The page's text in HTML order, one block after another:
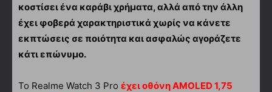
κοστίσει ένα καράβι χρήματα, αλλά από την άλλη
έχει φοβερά χαρακτηριστικά χωρίς να κάνετε
εκπτώσεις σε ποιότητα και ασφαλώς αγοράζετε
κάτι επώνυμο.
Το Realme Watch 3 Pro έχει οθόνη AMOLED 1,75